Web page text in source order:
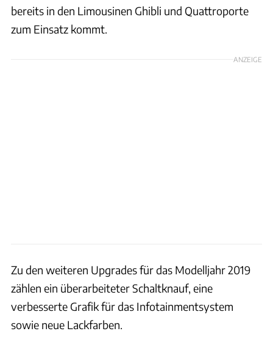
bereits in den Limousinen Ghibli und Quattroporte
zum Einsatz kommt.
ANZEIGE
Zu den weiteren Upgrades für das Modelljahr 2019
zählen ein überarbeiteter Schaltknauf, eine
verbesserte Grafik für das Infotainmentsystem
sowie neue Lackfarben.